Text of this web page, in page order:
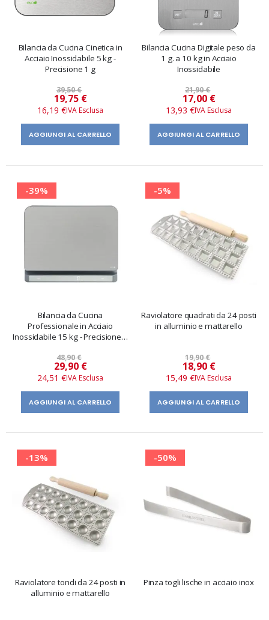
Bilancia da Cucina Cinetica in
Acciaio Inossidabile 5 kg -
Precisione 1 g
39,50 €
Prezzo
speciale
19,75 €
16,19 €
AGGIUNGI AL CARRELLO
Bilancia Cucina Digitale peso da
1 g. a 10 kg in Acciaio
Inossidabile
21,90 €
Prezzo
speciale
17,00 €
13,93 €
AGGIUNGI AL CARRELLO
-39%
Bilancia da Cucina
Professionale in Acciaio
Inossidabile 15 kg - Precisione 1
48,90 €
Prezzo
speciale
29,90 €
24,51 €
AGGIUNGI AL CARRELLO
-5%
Raviolatore quadrati da 24 posti
in alluminio e mattarello
19,90 €
Prezzo
speciale
18,90 €
15,49 €
AGGIUNGI AL CARRELLO
-13%
Raviolatore tondi da 24 posti in
alluminio e mattarello
-50%
Pinza togli lische in acciaio inox